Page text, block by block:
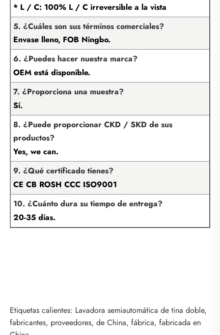
* L / C: 100% L / C irreversible a la vista
5. ¿Cuáles son sus términos comerciales?
Envase lleno, FOB Ningbo.
6. ¿Puedes hacer nuestra marca?
OEM está disponible.
7. ¿Proporciona una muestra?
Sí.
8. ¿Puede proporcionar CKD / SKD de sus
productos?
Yes, we can.
9. ¿Qué certificado tienes?
CE CB ROSH CCC ISO9001
10. ¿Cuánto dura su tiempo de entrega?
20-35 días.
Etiquetas calientes: Lavadora semiautomática de tina doble,
fabricantes, proveedores, de China, fábrica, fabricada en